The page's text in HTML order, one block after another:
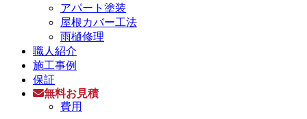
アパート塗装
屋根カバー工法
雨樋修理
職人紹介
施工事例
保証
無料お見積
費用